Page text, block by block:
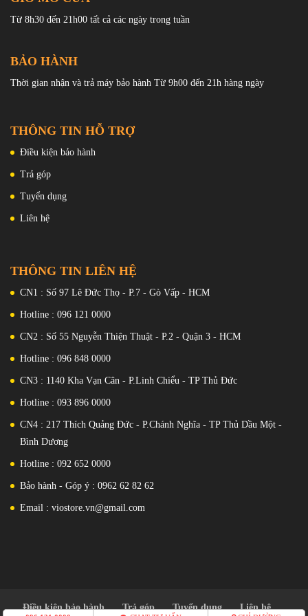
Từ 8h30 đến 21h00 tất cả các ngày trong tuần
BẢO HÀNH
Thời gian nhận và trả máy bảo hành Từ 9h00 đến 21h hàng ngày
THÔNG TIN HỖ TRỢ
Điều kiện bảo hành
Trả góp
Tuyển dụng
Liên hệ
THÔNG TIN LIÊN HỆ
CN1 : Số 97 Lê Đức Thọ - P.7 - Gò Vấp - HCM
Hotline : 096 121 0000
CN2 : Số 55 Nguyễn Thiện Thuật - P.2 - Quận 3 - HCM
Hotline : 096 848 0000
CN3 : 1140 Kha Vạn Cân - P.Linh Chiểu - TP Thủ Đức
Hotline : 093 896 0000
CN4 : 217 Thích Quảng Đức - P.Chánh Nghĩa - TP Thủ Dầu Một -
Bình Dương
Hotline : 092 652 0000
Bảo hành - Góp ý : 0962 62 82 62
Email : viostore.vn@gmail.com
Điều kiện bảo hành Trả góp Tuyển dụng Liên hệ